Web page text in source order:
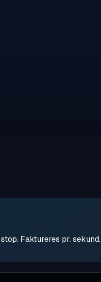
Faktureres pr. sekund.